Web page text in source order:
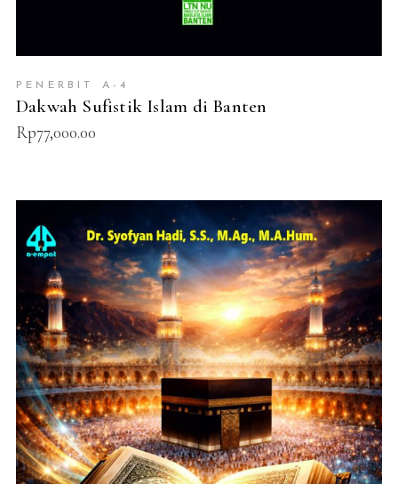
PENERBIT A-4
Dakwah Sufistik Islam di Banten
Rp77,000.00
ADD TO CART